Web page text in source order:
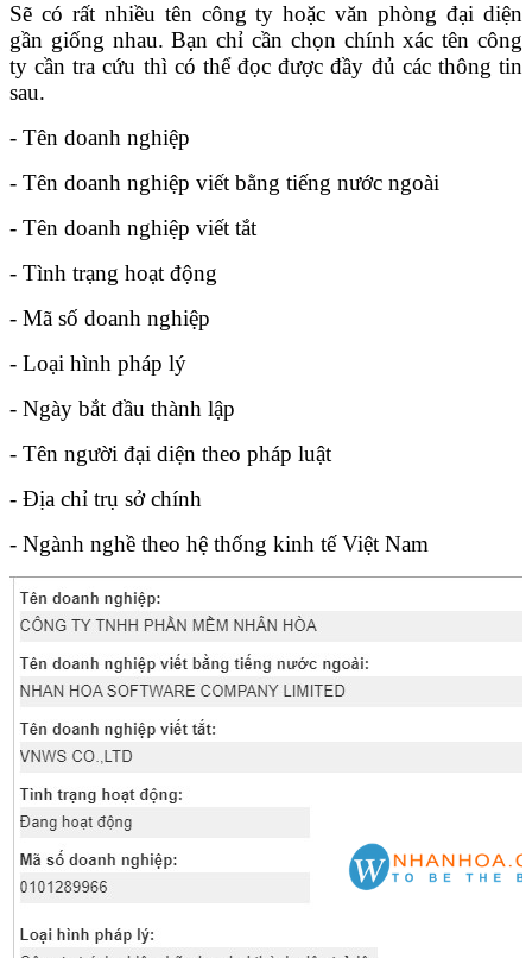
Sẽ có rất nhiều tên công ty hoặc văn phòng đại diện
gần giống nhau. Bạn chỉ cần chọn chính xác tên công
ty cần tra cứu thì có thể đọc được đầy đủ các thông tin
sau.
- Tên doanh nghiệp
- Tên doanh nghiệp viết bằng tiếng nước ngoài
- Tên doanh nghiệp viết tắt
- Tình trạng hoạt động
- Mã số doanh nghiệp
- Loại hình pháp lý
- Ngày bắt đầu thành lập
- Tên người đại diện theo pháp luật
- Địa chỉ trụ sở chính
- Ngành nghề theo hệ thống kinh tế Việt Nam